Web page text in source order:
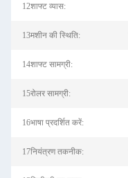
12शाफ्ट व्यास:
13मशीन की स्थिति:
14शाफ्ट सामग्री:
15रोलर सामग्री:
16भाषा प्रदर्शित करें:
17नियंत्रण तकनीक: